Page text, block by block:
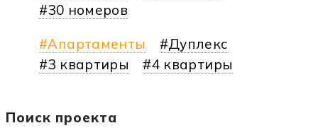
30 номеров
Апартаменты
Дуплекс
3 квартиры
4 квартиры
Поиск проекта